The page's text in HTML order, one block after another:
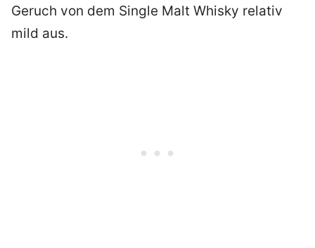
Geruch von dem Single Malt Whisky relativ
mild aus.